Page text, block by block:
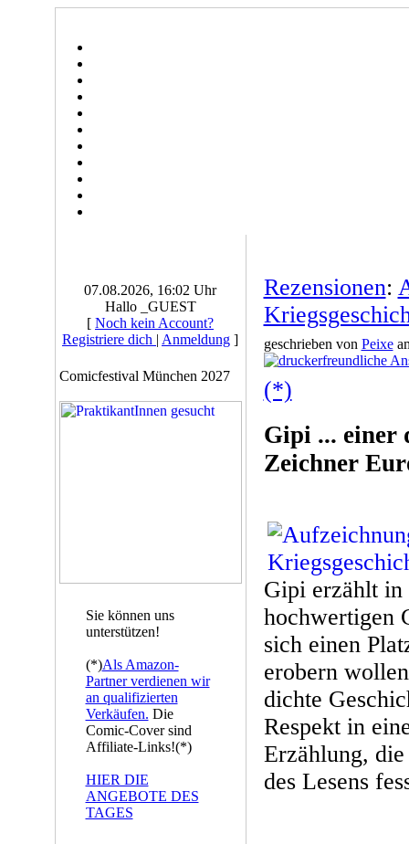
07.08.2026, 16:02 Uhr
Hallo _GUEST
[ Noch kein Account?
Registriere dich | Anmeldung ]
Comicfestival München 2027
Sie können uns
unterstützen!
(*)Als Amazon-
Partner verdienen wir
an qualifizierten
Verkäufen. Die
Comic-Cover sind
Affiliate-Links!(*)
HIER DIE
ANGEBOTE DES
TAGES
Rezensionen:
geschrieben von Peixe
(*)
Gipi ... einer
Zeichner
Gipi erzählt in
hochwertigen
sich einen
erobern
dichte
Respekt in
Erzählung,
des Lesens